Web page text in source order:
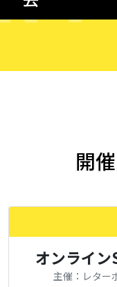
開
オンライン
主催：レター